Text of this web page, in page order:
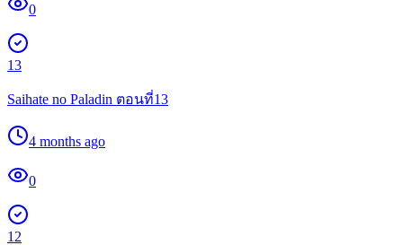
0
13
Saihate no Paladin ตอนที่13
4 months ago
0
12